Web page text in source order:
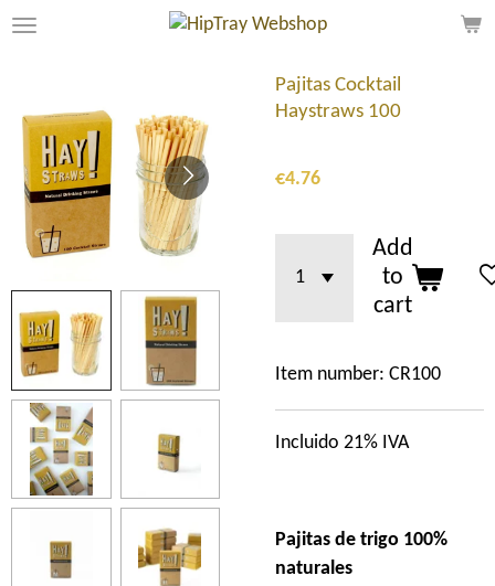
Skip
content
Pajitas Cocktail
Haystraws 100
€4.76
Add
to
cart
Item number: CR100
Incluido 21% IVA
Pajitas de trigo 100%
naturales